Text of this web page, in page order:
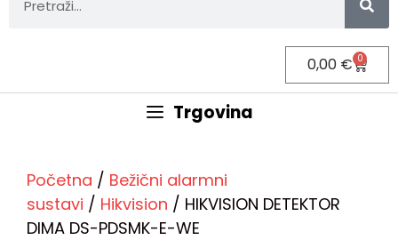
0,00 € 0
Trgovina
Početna / Bežični alarmni
sustavi / Hikvision / HIKVISION DETEKTOR
DIMA DS-PDSMK-E-WE